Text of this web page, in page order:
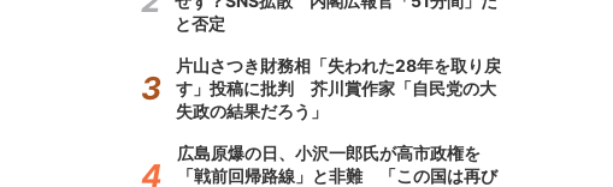
と否定
片山さつき財務相「失われた28年を取り戻
す」投稿に批判 芥川賞作家「自民党の大
失政の結果だろう」
広島原爆の日、小沢一郎氏が高市政権を
「戦前回帰路線」と非難 「この国は再び